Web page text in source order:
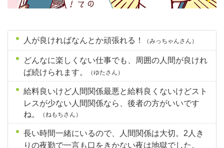
人が良ければなんとか頑張れる！ （みっちゃんさん）
どんなに楽しくない仕事でも、周囲の人間が良けれ
ば続けられます。 （ゆたさん）
給料良いけど人間関係最悪と給料良くないけどスト
レスが少ない人間関係なら、後者の方がいいです
ね。
（ねもちさん）
長い時間一緒にいるので、人間関係は大切。2人き
りの夜勤で一言も口をきかない夜は地獄でした。